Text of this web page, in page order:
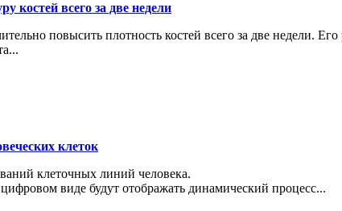
костей всего за две недели
повысить плотность костей всего за две недели. Его
клеток
клеточных линий человека.
виде будут отображать динамический процесс...